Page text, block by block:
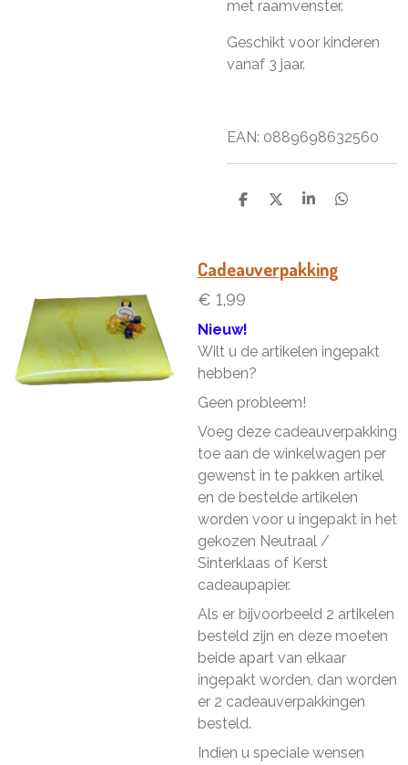
met raamvenster.
Geschikt voor kinderen
vanaf 3 jaar.
EAN: 0889698632560
D
D
S
e
D
Cadeauverpakking
€ 1,99
Nieuw!
Wilt u de artikelen ingepakt
hebben?
Geen probleem!
Voeg deze cadeauverpakking
toe aan de winkelwagen per
gewenst in te pakken artikel
en de bestelde artikelen
worden voor u ingepakt in het
gekozen Neutraal /
Sinterklaas of Kerst
cadeaupapier.
Als er bijvoorbeeld 2 artikelen
besteld zijn en deze moeten
beide apart van elkaar
ingepakt worden, dan worden
er 2 cadeauverpakkingen
besteld.
Indien u speciale wensen